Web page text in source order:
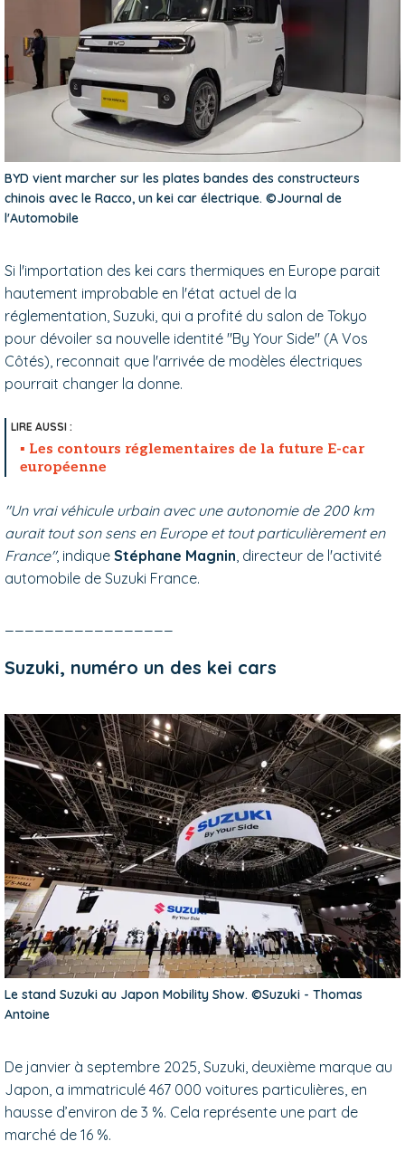
BYD vient marcher sur les plates bandes des constructeurs
chinois avec le Racco, un kei car électrique. ©Journal de
l'Automobile
Si l'importation des kei cars thermiques en Europe parait
hautement improbable en l'état actuel de la
réglementation, Suzuki, qui a profité du salon de Tokyo
pour dévoiler sa nouvelle identité "By Your Side" (A Vos
Côtés), reconnait que l'arrivée de modèles électriques
pourrait changer la donne.
Les contours réglementaires de la future E-car
européenne
"Un vrai véhicule urbain avec une autonomie de 200 km
aurait tout son sens en Europe et tout particulièrement en
France", indique Stéphane Magnin, directeur de l'activité
automobile de Suzuki France.
Suzuki, numéro un des kei cars
Le stand Suzuki au Japon Mobility Show. ©Suzuki - Thomas
Antoine
De janvier à septembre 2025, Suzuki, deuxième marque au
Japon, a immatriculé 467 000 voitures particulières, en
hausse d’environ de 3 %. Cela représente une part de
marché de 16 %.